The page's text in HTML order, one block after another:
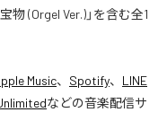
(Orgel Ver.)」を含む全1
Music、 Spotify、 LINE
などの音楽配信サ